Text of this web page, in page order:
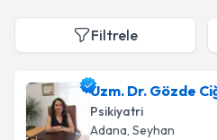
Filtrele
Uzm. Dr. Gözde
Psikiyatri
Adana, Seyhan